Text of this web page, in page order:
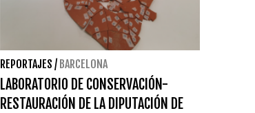
REPORTAJES / BARCELONA
LABORATORIO DE CONSERVACIÓN-
RESTAURACIÓN DE LA DIPUTACIÓN DE